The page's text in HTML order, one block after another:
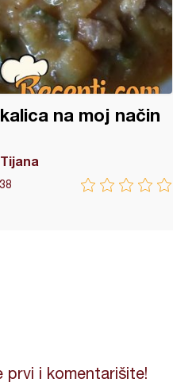
na moj način
Tijana
prvi i komentarišite!